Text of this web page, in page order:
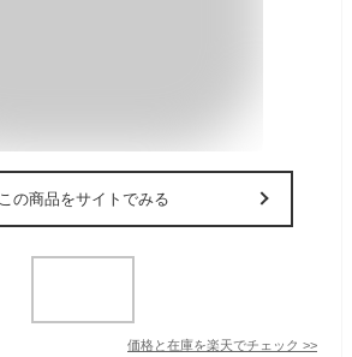
この商品をサイトでみる
価格と在庫を楽天でチェック >>